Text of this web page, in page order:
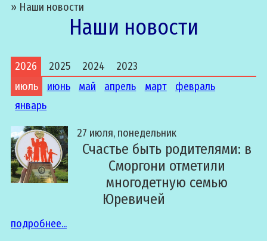
» Наши новости
Наши новости
2026 2025 2024
2023
июль
июнь май апрель март
февраль
январь
27 июля, понедельник
Счастье быть родителями: в
Сморгони отметили
многодетную семью
Юревичей
подробнее...